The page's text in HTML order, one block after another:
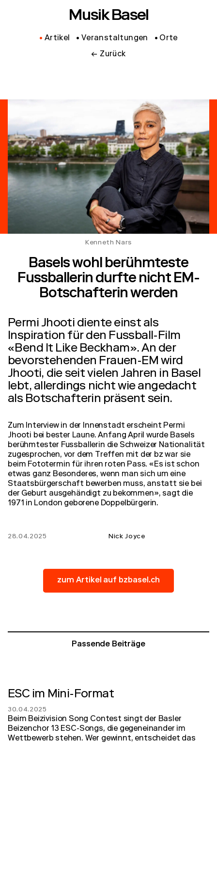
Musik Basel
Artikel Veranstaltungen Orte
← Zurück
Kenneth Nars
Basels wohl berühmteste
Fussballerin durfte nicht EM-
Botschafterin werden
Permi Jhooti diente einst als
Inspiration für den Fussball-Film
«Bend It Like Beckham». An der
bevorstehenden Frauen-EM wird
Jhooti, die seit vielen Jahren in Basel
lebt, allerdings nicht wie angedacht
als Botschafterin präsent sein.
Zum Interview in der Innenstadt erscheint Permi
Jhooti bei bester Laune. Anfang April wurde Basels
berühmtester Fussballerin die Schweizer Nationalität
zugesprochen, vor dem Treffen mit der bz war sie
beim Fototermin für ihren roten Pass. «Es ist schon
etwas ganz Besonderes, wenn man sich um eine
Staatsbürgerschaft bewerben muss, anstatt sie bei
der Geburt ausgehändigt zu bekommen», sagt die
1971 in London geborene Doppelbürgerin.
28.04.2025 Nick Joyce
zum Artikel auf bzbasel.ch
Passende Beiträge
ESC im Mini-Format
30.04.2025
Beim Beizivision Song Contest singt der Basler
Beizenchor 13 ESC-Songs, die gegeneinander im
Wettbewerb stehen. Wer gewinnt, entscheidet das